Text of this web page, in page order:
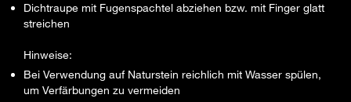
Dichtraupe mit Fugenspachtel abziehen bzw. mit Finger glatt
streichen
Hinweise:
Bei Verwendung auf Naturstein reichlich mit Wasser spülen,
um Verfärbungen zu vermeiden